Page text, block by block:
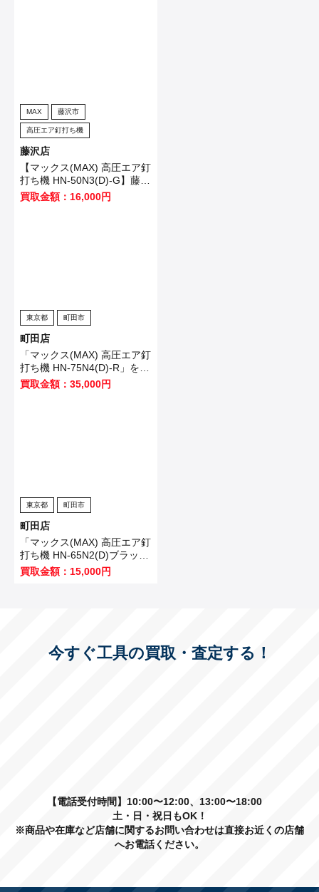
MAX 藤沢市
高圧エア釘打ち機
藤沢店
【マックス(MAX) 高圧エア釘
打ち機 HN-50N3(D)-G】藤沢
市のお客様から買取させてい
ただきました！
買取金額：16,000円
東京都 町田市
町田店
「マックス(MAX) 高圧エア釘
打ち機 HN-75N4(D)-R」を買
い取りました！
買取金額：35,000円
東京都 町田市
町田店
「マックス(MAX) 高圧エア釘
打ち機 HN-65N2(D)ブラッ
ク」を買い取りました！
買取金額：15,000円
今すぐ工具の買取・査定する！
【電話受付時間】10:00〜12:00、13:00〜18:00
土・日・祝日もOK！
※商品や在庫など店舗に関するお問い合わせは直接お近くの店舗
へお電話ください。